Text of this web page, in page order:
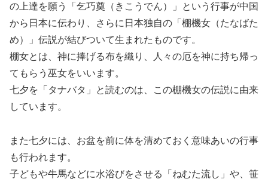
の上達を願う「乞巧奠（きこうでん）」という行事が中国
から日本に伝わり、さらに日本独自の「棚機女（たなばた
め）」伝説が結びついて生まれたものです。
棚女とは、神に捧げる布を織り、人々の厄を神に持ち帰っ
てもらう巫女をいいます。
七夕を「タナバタ」と読むのは、この棚機女の伝説に由来
しています。
また七夕には、お盆を前に体を清めておく意味あいの行事
も行われます。
子どもや牛馬などに水浴びをさせる「ねむた流し」や、笹